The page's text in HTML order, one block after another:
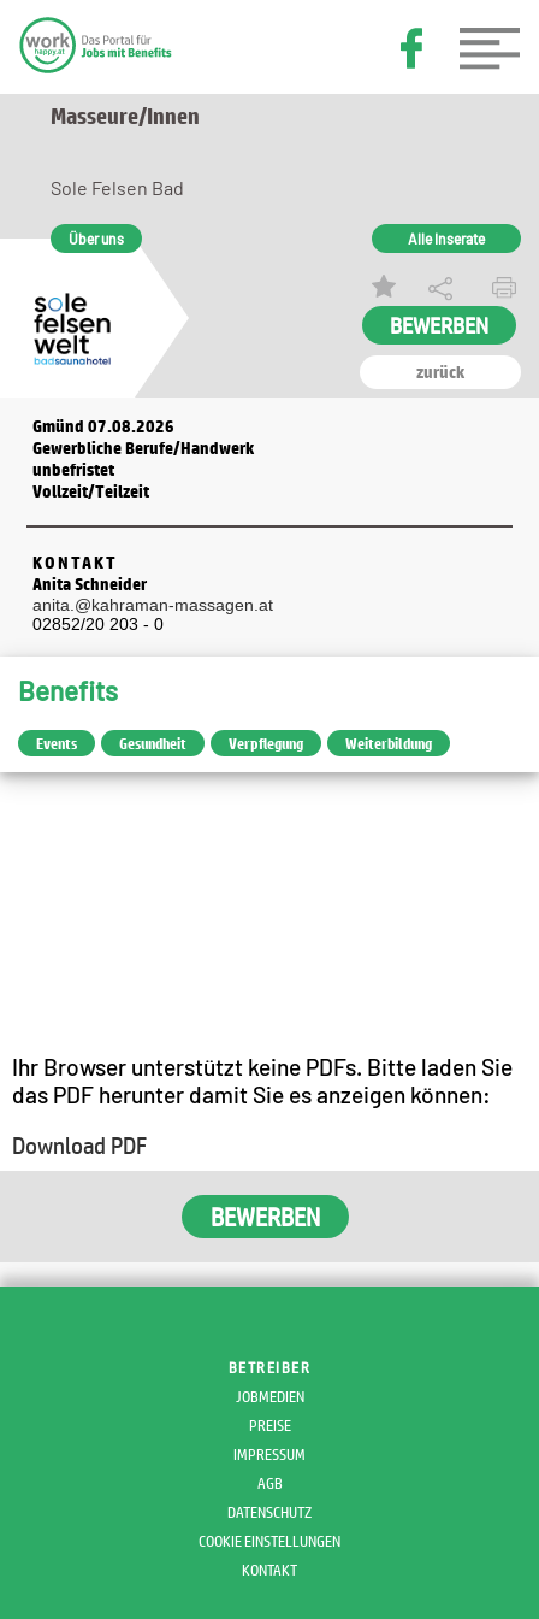
Masseure/Innen
zurück
Sole Felsen Bad
Über uns Alle Inserate
BEWERBEN
Gmünd 07.08.2026
Gewerbliche Berufe/Handwerk
unbefristet
Vollzeit/Teilzeit
KONTAKT
Anita Schneider
anita.@kahraman-massagen.at
02852/20 203 - 0
Benefits
Events Gesundheit Verpflegung Weiterbildung
Ihr Browser unterstützt keine PDFs. Bitte laden Sie
das PDF herunter damit Sie es anzeigen können:
Download PDF
BEWERBEN
BETREIBER
JOBMEDIEN
PREISE
IMPRESSUM
AGB
DATENSCHUTZ
COOKIE EINSTELLUNGEN
KONTAKT